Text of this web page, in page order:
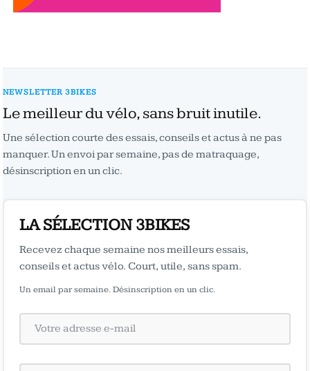
NEWSLETTER 3BIKES
Le meilleur du vélo, sans bruit inutile.
Une sélection courte des essais, conseils et actus à ne pas
manquer. Un envoi par semaine, pas de matraquage,
désinscription en un clic.
LA SÉLECTION 3BIKES
Recevez chaque semaine nos meilleurs essais,
conseils et actus vélo. Court, utile, sans spam.
Un email par semaine. Désinscription en un clic.